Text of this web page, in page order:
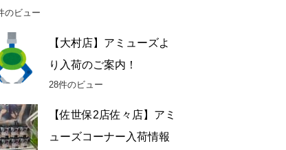
のビュー
【大村店】アミューズよ
り入荷のご案内！
28件のビュー
【佐世保2店佐々店】アミ
ューズコーナー入荷情報